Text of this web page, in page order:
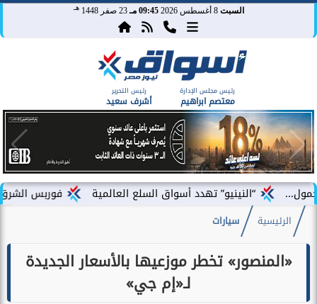
السبت 8 أغسطس 2026 09:45 مـ 23 صفر 1448 هـ
رئيس مجلس الإدارة
معتصم ابراهيم
رئيس التحرير
أشرف سعيد
فوربس الشرق الأوسط “النينيو” تهدد أسواق السلع العالمية
الرئيسية سيارات
«المنصور» تخطر موزعيها بالأسعار الجديدة
لـ«إم جي»